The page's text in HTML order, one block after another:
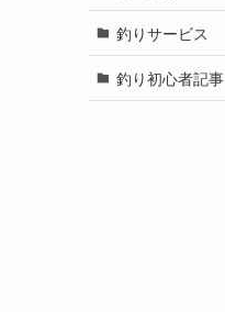
釣りサービス
釣り初心者記事